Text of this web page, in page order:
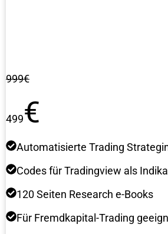
999€
499€
Automatisierte Trading
Codes für Tradingview als
120 Seiten Research e-Books
Für Fremdkapital-Trading